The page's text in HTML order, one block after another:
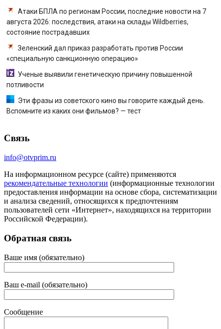
Атаки БПЛА по регионам России, последние новости на 7
августа 2026: последствия, атаки на склады Wildberries,
состояние пострадавших
Зеленский дал приказ разработать против России
«специальную санкционную операцию»
Ученые выявили генетическую причину повышенной
потливости
Эти фразы из советского кино вы говорите каждый день.
Вспомните из каких они фильмов? — тест
Связь
info@otvprim.ru
На информационном ресурсе (сайте) применяются
рекомендательные технологии (информационные технологии
предоставления информации на основе сбора, систематизации
и анализа сведений, относящихся к предпочтениям
пользователей сети «Интернет», находящихся на территории
Российской Федерации).
Обратная связь
Ваше имя (обязательно)
Ваш e-mail (обязательно)
Сообщение